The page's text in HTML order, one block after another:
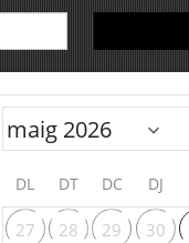
DL DT DC DJ
27 28 29 30